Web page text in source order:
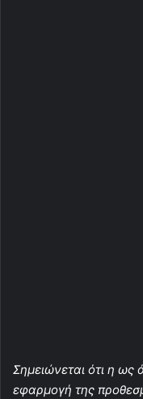
Σημειώνεται ότι η ως
εφαρμογή της